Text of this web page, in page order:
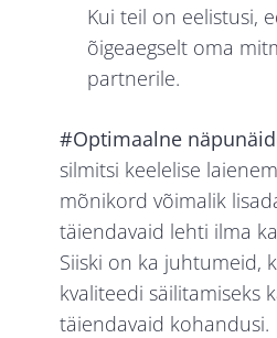
Kui teil on eelistusi,
õigeaegselt oma
partnerile.
#Optimaalne
silmitsi keelelise
mõnikord võimalik
täiendavaid lehti ilma
Siiski on ka juhtumeid,
kvaliteedi säilitamiseks
täiendavaid kohandusi.